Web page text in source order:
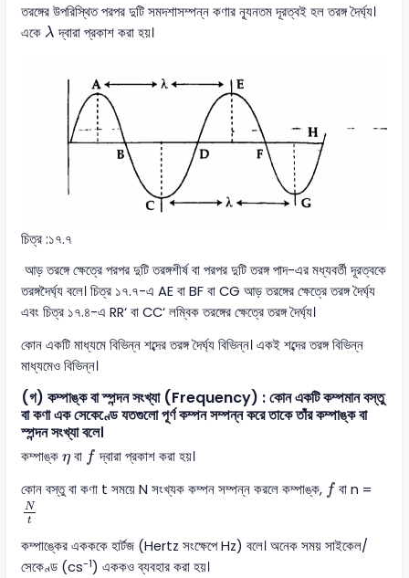
তরঙ্গের উপরিস্থিত পরপর দুটি সমদশাসম্পন্ন কণার ন্যূনতম দূরত্বই হল তরঙ্গ দৈর্ঘ্য।
একে λ
λ দ্বারা প্রকাশ করা হয়।
চিত্র :১৭.৭
আড় তরঙ্গে ক্ষেত্রে পরপর দুটি তরঙ্গশীর্ষ বা পরপর দুটি তরঙ্গ পাদ-এর মধ্যবর্তী দূরত্বকে
তরঙ্গদৈর্ঘ্য বলে। চিত্র ১৭.৭-এ AE বা BF বা CG আড় তরঙ্গের ক্ষেত্রে তরঙ্গ দৈর্ঘ্য
এবং চিত্র ১৭.৪-এ RR‘ বা CC‘ লম্বিক তরঙ্গের ক্ষেত্রে তরঙ্গ দৈর্ঘ্য।
কোন একটি মাধ্যমে বিভিন্ন শব্দের তরঙ্গ দৈর্ঘ্য বিভিন্ন। একই শব্দের তরঙ্গ বিভিন্ন
মাধ্যমেও বিভিন্ন।
(গ) কম্পাঙ্ক বা স্পন্দন সংখ্যা (Frequency) : কোন একটি কম্পমান বস্তু
বা কণা এক সেকেণ্ডে যতগুলো পূর্ণ কম্পন সম্পন্ন করে তাকে তাঁর কম্পাঙ্ক বা
স্পন্দন সংখ্যা বলে।
কম্পাঙ্কη
η বা f
f দ্বারা প্রকাশ করা হয়।
কোন বস্তু বা কণা t সময়ে N সংখ্যক কম্পন সম্পন্ন করলে কম্পাঙ্ক, f
f বা n =
N
t
Nt
কম্পাঙ্কের একককে হার্টজ (Hertz সংক্ষেপে Hz) বলে। অনেক সময় সাইকেল/
সেকেণ্ড (cs-1) এককও ব্যবহার করা হয়।